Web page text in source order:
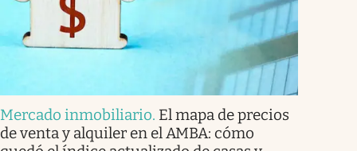
Mercado inmobiliario. El mapa de precios
de venta y alquiler en el AMBA: cómo